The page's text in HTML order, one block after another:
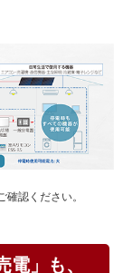
認ください。
電」も、